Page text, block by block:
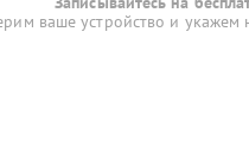
ваше устройство и укажем